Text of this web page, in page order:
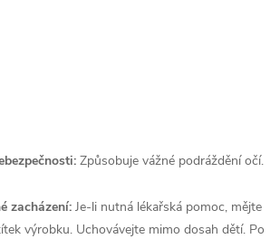
Způsobuje vážné podráždění očí.
zacházení: Je-li nutná lékařská pomoc, mějte
výrobku. Uchovávejte mimo dosah dětí. Po